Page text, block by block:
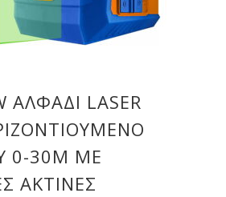
ΑΛΦΑΔΙ LASER
0-30M ME
ΑΚΤΙΝΕΣ